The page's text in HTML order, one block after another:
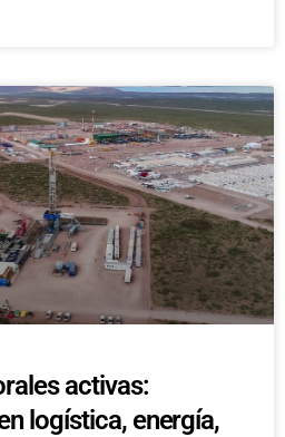
activas:
logística, energía,